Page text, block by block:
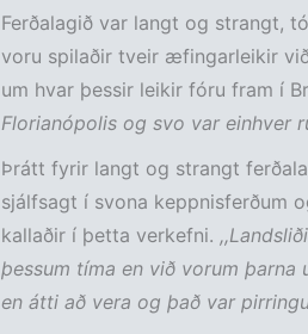
Ferðalagið var langt og strangt,
voru spilaðir tveir æfingarleikir
um hvar þessir leikir fóru fram í
Florianópolis og svo var einhver
Þrátt fyrir langt og strangt
sjálfsagt í svona keppnisferðum
kallaðir í þetta verkefni.
þessum tíma en við vorum
en átti að vera og það var